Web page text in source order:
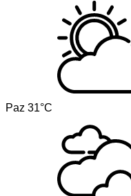
Paz 31°C